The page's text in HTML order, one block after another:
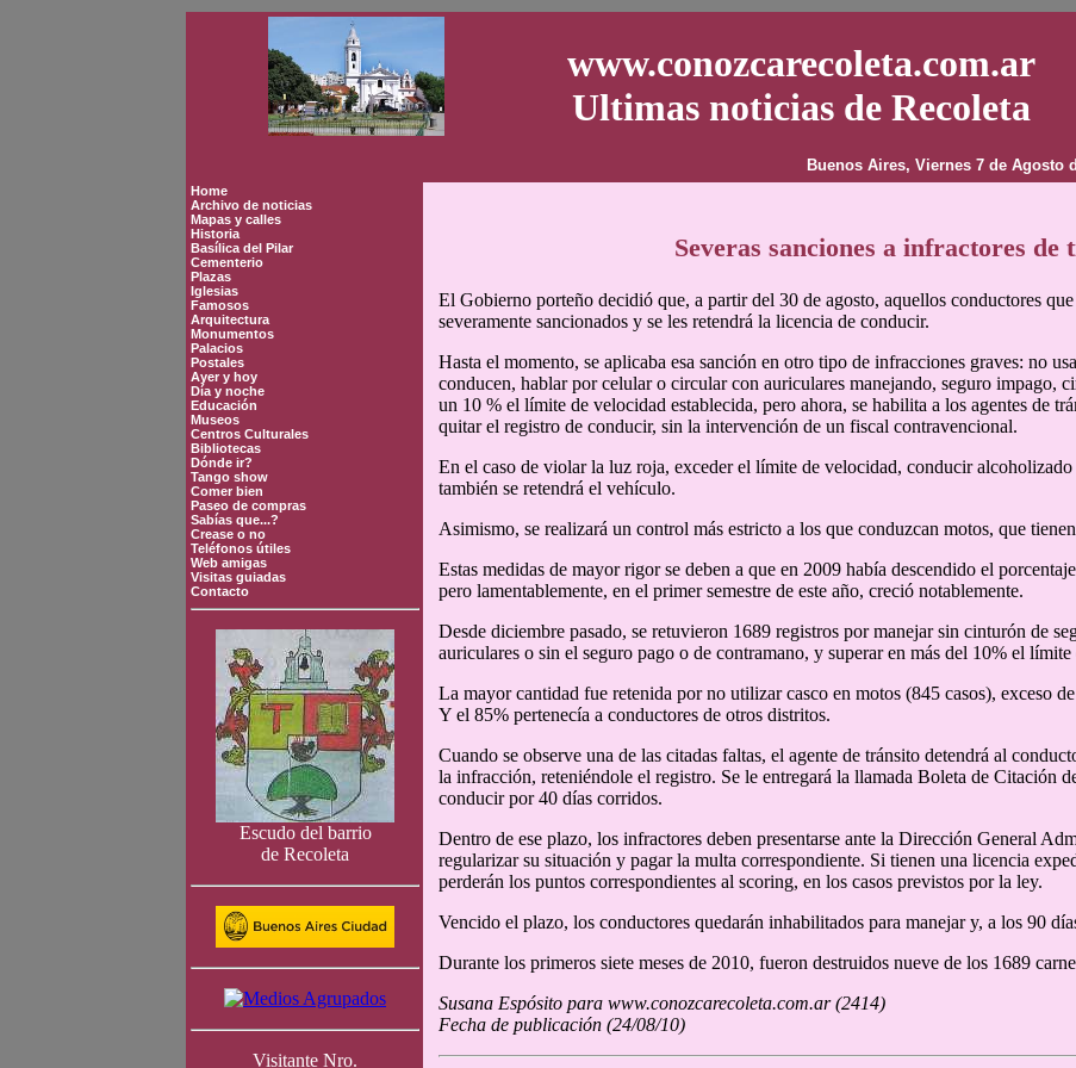
www.conozcarecoleta.com.ar
Ultimas noticias de Recoleta
Buenos Aires, Viernes 7 de Agosto
Home
Archivo de noticias
Mapas y calles
Historia
Basílica del Pilar
Cementerio
Plazas
Iglesias
Famosos
Arquitectura
Monumentos
Palacios
Postales
Ayer y hoy
Día y noche
Educación
Museos
Centros Culturales
Bibliotecas
Dónde ir?
Tango show
Comer bien
Paseo de compras
Sabías que...?
Crease o no
Teléfonos útiles
Web amigas
Visitas guiadas
Contacto
Escudo del barrio
de Recoleta
Visitante Nro.
Severas sanciones a infractores de
El Gobierno porteño decidió que, a partir del 30 de agosto, aquellos conductores
severamente sancionados y se les retendrá la licencia de conducir.
Hasta el momento, se aplicaba esa sanción en otro tipo de infracciones graves: no
conducen, hablar por celular o circular con auriculares manejando, seguro impago,
un 10 % el límite de velocidad establecida, pero ahora, se habilita a los agentes de
quitar el registro de conducir, sin la intervención de un fiscal contravencional.
En el caso de violar la luz roja, exceder el límite de velocidad, conducir alcoholizado
también se retendrá el vehículo.
Asimismo, se realizará un control más estricto a los que conduzcan motos, que
Estas medidas de mayor rigor se deben a que en 2009 había descendido el
pero lamentablemente, en el primer semestre de este año, creció notablemente.
Desde diciembre pasado, se retuvieron 1689 registros por manejar sin cinturón de
auriculares o sin el seguro pago o de contramano, y superar en más del 10% el
La mayor cantidad fue retenida por no utilizar casco en motos (845 casos), exceso
Y el 85% pertenecía a conductores de otros distritos.
Cuando se observe una de las citadas faltas, el agente de tránsito detendrá al
la infracción, reteniéndole el registro. Se le entregará la llamada Boleta de Citación
conducir por 40 días corridos.
Dentro de ese plazo, los infractores deben presentarse ante la Dirección General
regularizar su situación y pagar la multa correspondiente. Si tienen una licencia
perderán los puntos correspondientes al scoring, en los casos previstos por la ley.
Vencido el plazo, los conductores quedarán inhabilitados para manejar y, a los 90
Durante los primeros siete meses de 2010, fueron destruidos nueve de los 1689
Susana Espósito para www.conozcarecoleta.com.ar (2414)
Fecha de publicación (24/08/10)